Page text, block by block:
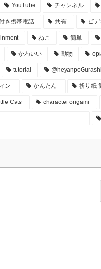
YouTube チャンネル
き携帯電話 共有 ビデ
ねこ 簡単
かわいい 動物
tutorial
ン かんたん 折り紙
Cats character origami